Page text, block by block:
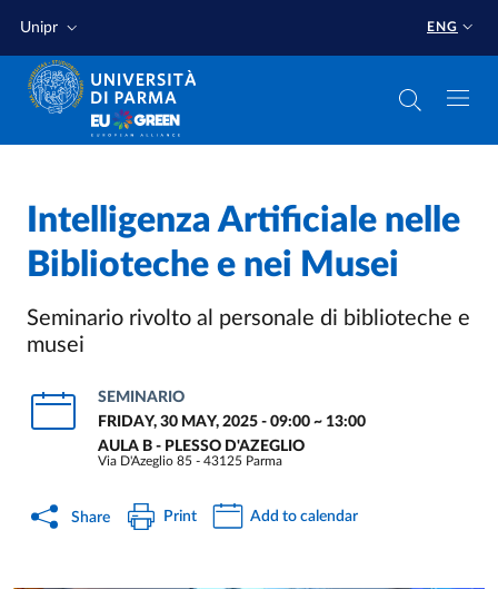
Unipr ENG
Intelligenza Artificiale nelle
Biblioteche e nei Musei
Seminario rivolto al personale di biblioteche e
musei
SEMINARIO
FRIDAY, 30 MAY, 2025 - 09:00 ~ 13:00
AULA B - PLESSO D'AZEGLIO
Via D'Azeglio 85 - 43125 Parma
Share Print Add to calendar